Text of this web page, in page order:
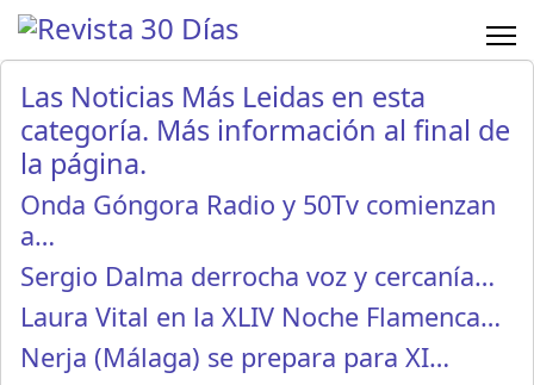
Las Noticias Más Leidas en esta
categoría. Más información al final de
la página.
Onda Góngora Radio y 50Tv comienzan
a…
Sergio Dalma derrocha voz y cercanía…
Laura Vital en la XLIV Noche Flamenca…
Nerja (Málaga) se prepara para XI…